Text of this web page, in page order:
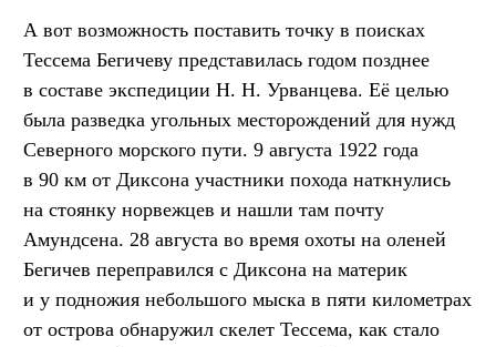
А вот возможность поставить точку в поисках
Тессема Бегичеву представилась годом позднее
в составе экспедиции Н. Н. Урванцева. Её целью
была разведка угольных месторождений для нужд
Северного морского пути. 9 августа 1922 года
в 90 км от Диксона участники похода наткнулись
на стоянку норвежцев и нашли там почту
Амундсена. 28 августа во время охоты на оленей
Бегичев переправился с Диксона на материк
и у подножия небольшого мыска в пяти километрах
от острова обнаружил скелет Тессема, как стало